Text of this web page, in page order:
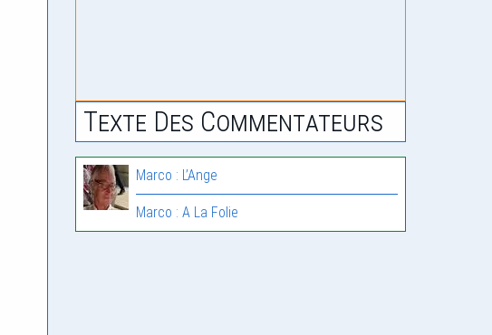
Texte Des Commentateurs
Marco : L’Ange
Marco : A La Folie